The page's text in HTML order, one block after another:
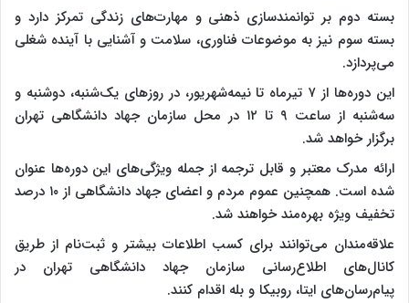
بسته دوم بر توانمندسازی ذهنی و مهارت‌های زندگی تمرکز دارد و
بسته سوم نیز به موضوعات فناوری، سلامت و آشنایی با آینده شغلی
می‌پردازد.
این دوره‌ها از ۷ تیرماه تا نیمه‌شهریور، در روزهای یک‌شنبه، دوشنبه و
سه‌شنبه از ساعت ۹ تا ۱۲ در محل سازمان جهاد دانشگاهی تهران
برگزار خواهد شد.
ارائه مدرک معتبر و قابل ترجمه از جمله ویژگی‌های این دوره‌ها عنوان
شده است. همچنین عموم مردم و اعضای جهاد دانشگاهی از ۱۰ درصد
تخفیف ویژه بهره‌مند خواهند شد.
علاقه‌مندان می‌توانند برای کسب اطلاعات بیشتر و ثبت‌نام از طریق
کانال‌های اطلاع‌رسانی سازمان جهاد دانشگاهی تهران در
پیام‌رسان‌های ایتا، روبیکا و بله اقدام کنند.